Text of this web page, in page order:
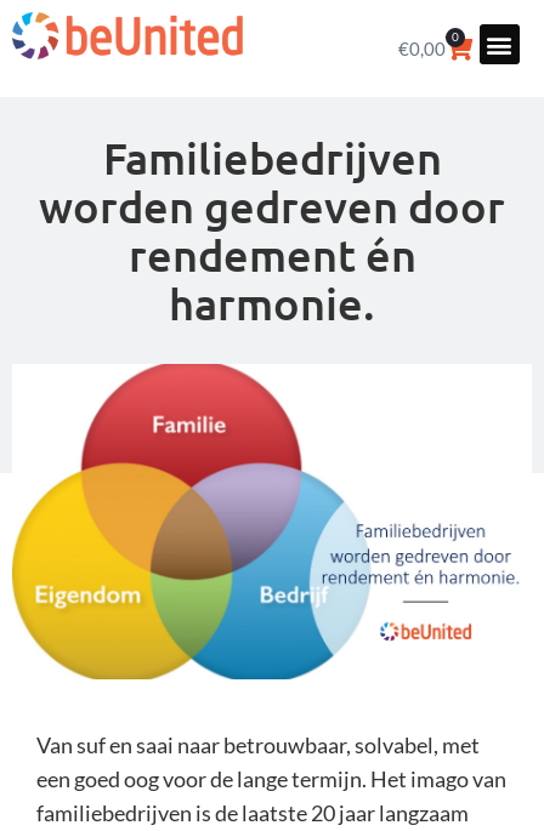
€0,00
0
Familiebedrijven
worden gedreven door
rendement én
harmonie.
Van suf en saai naar betrouwbaar, solvabel, met
een goed oog voor de lange termijn. Het imago van
familiebedrijven is de laatste 20 jaar langzaam